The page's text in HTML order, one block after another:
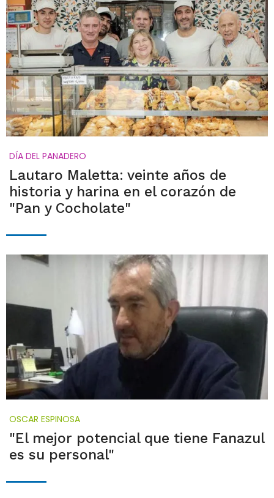
DÍA DEL PANADERO
Lautaro Maletta: veinte años de
historia y harina en el corazón de
"Pan y Cocholate"
OSCAR ESPINOSA
"El mejor potencial que tiene Fanazul
es su personal"